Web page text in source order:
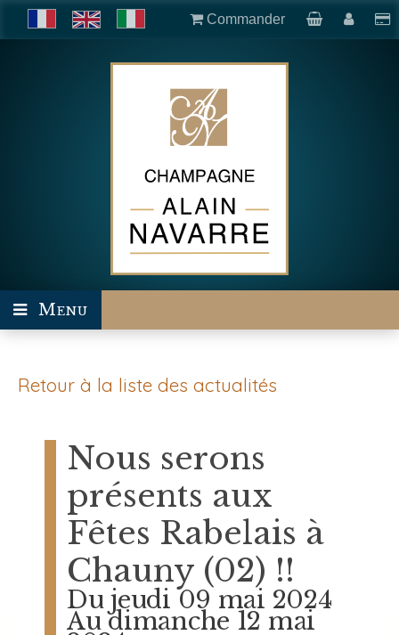
Menu
Retour à la liste des actualités
Nous serons
présents aux
Fêtes Rabelais à
Chauny (02) !!
Du jeudi 09 mai 2024
Au dimanche 12 mai
Commander